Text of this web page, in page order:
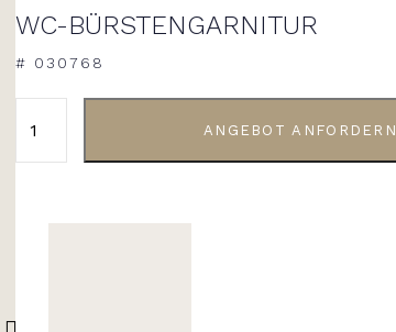
WC-BÜRSTENGARNITUR
# 030768
ANGEBOT ANFORDERN